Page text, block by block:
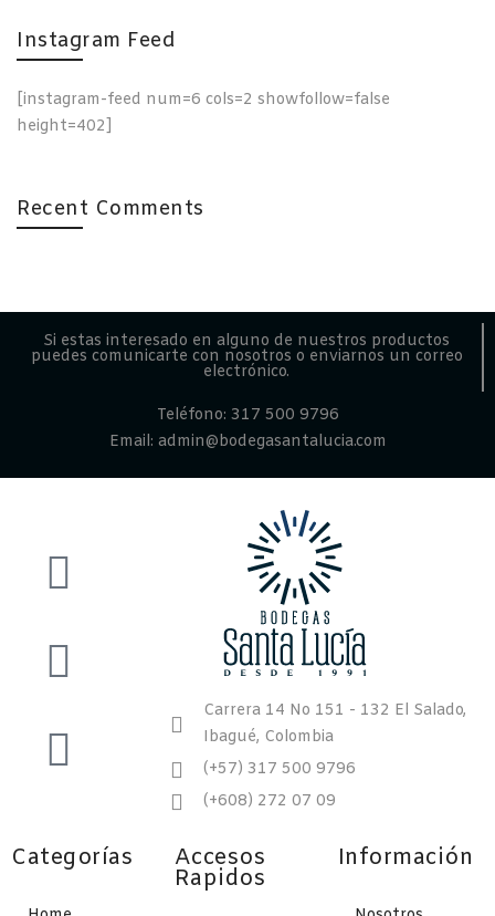
Instagram Feed
[instagram-feed num=6 cols=2 showfollow=false
height=402]
Recent Comments
Si estas interesado en alguno de nuestros productos
puedes comunicarte con nosotros o enviarnos un correo
electrónico.
Teléfono: 317 500 9796
Email: admin@bodegasantalucia.com
Carrera 14 No 151 - 132 El Salado,
Ibagué, Colombia
(+57) 317 500 9796
(+608) 272 07 09
Categorías Accesos
Rapidos
Información